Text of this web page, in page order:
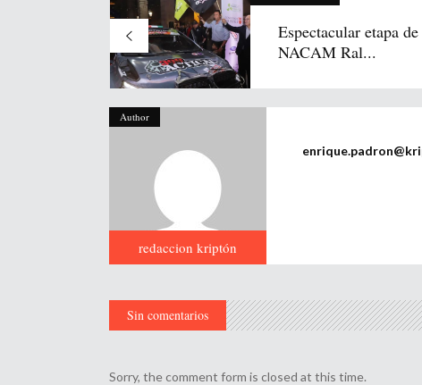
Espectacular etapa
NACAM Ral...
Author
redaccion kriptón
Sin comentarios
Sorry, the comment form is closed at this time.